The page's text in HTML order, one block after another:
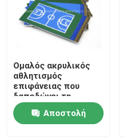
Αρχική
Προϊόντα
Ομαλός ακρυλικός
αθλητισμός
επιφάνειας που
δαπεδώνει τη
ζωηρόχρωμη χρήση
γηπέδου
αντισφαίρισης
Αποστολή